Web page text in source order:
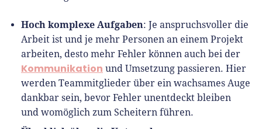
Hoch komplexe Aufgaben: Je anspruchsvoller die
Arbeit ist und je mehr Personen an einem Projekt
arbeiten, desto mehr Fehler können auch bei der
Kommunikation und Umsetzung passieren. Hier
werden Teammitglieder über ein wachsames Auge
dankbar sein, bevor Fehler unentdeckt bleiben
und womöglich zum Scheitern führen.